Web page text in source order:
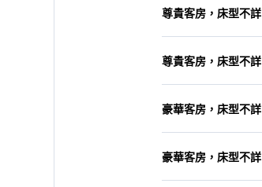
尊貴客房，床型不詳
尊貴客房，床型不詳
豪華客房，床型不詳
豪華客房，床型不詳